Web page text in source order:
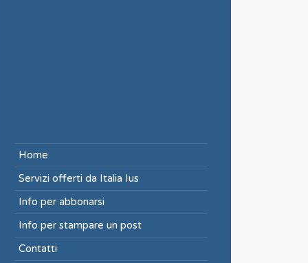
Home
Servizi offerti da Italia Ius
Info per abbonarsi
Info per stampare un post
Contatti